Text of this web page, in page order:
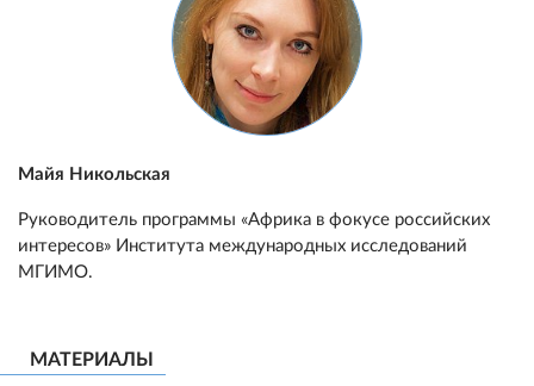
Майя Никольская
Руководитель программы «Африка в фокусе российских
интересов» Института международных исследований
МГИМО.
МАТЕРИАЛЫ